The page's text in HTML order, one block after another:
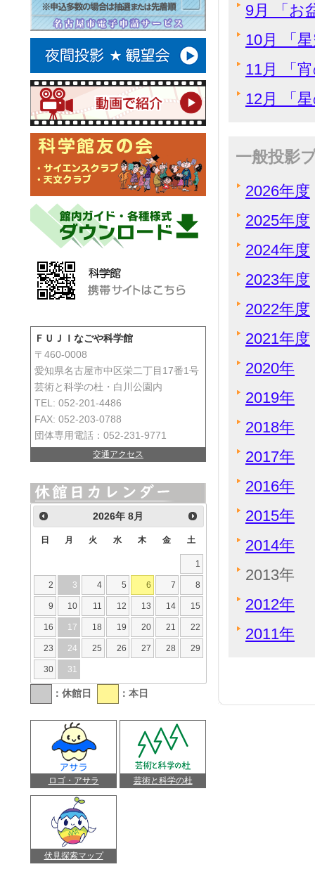
9月 「お
10月 「
11月 「
12月 「
一般投影
2026年度
2025年度
2024年度
2023年度
2022年度
2021年度
2020年
2019年
2018年
2017年
2016年
2015年
2014年
2013年
2012年
2011年
ＦＵＪＩなごや科学館
〒460-0008
愛知県名古屋市中区栄二丁目17番1号
芸術と科学の杜・白川公園内
TEL: 052-201-4486
FAX: 052-203-0788
団体専用電話：052-231-9771
交通アクセス
2026年8月
日 月 火 水 木 金 土
1
2 3 4 5 6 7 8
9 10 11 12 13 14 15
16 17 18 19 20 21 22
23 24 25 26 27 28 29
30 31
：休館日 ：本日
ロゴ・アサラ 芸術と科学の杜
伏見探索マップ